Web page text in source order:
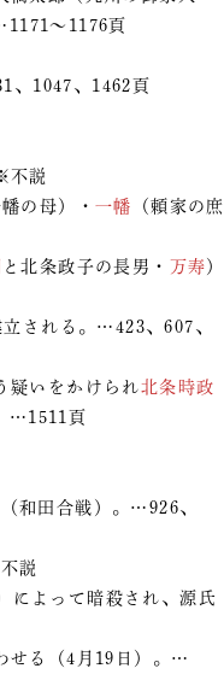
～1176頁
、1047、1462頁
不説
の母）・一幡
（頼家の庶
と北条政子の長男・ 万寿 ）
される。…423、607、
疑いをかけられ北条時政
…1511頁
和田合戦）。…926、
説
によって暗殺され、源氏
せる（4月19日）。…